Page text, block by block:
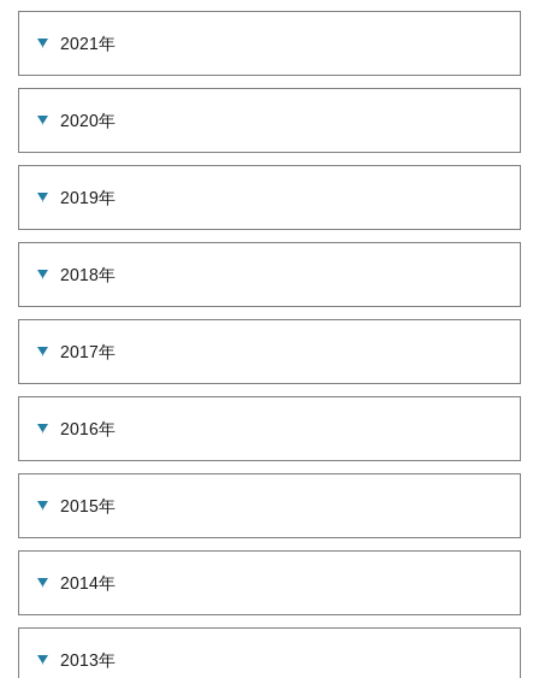
2021年
2020年
2019年
2018年
2017年
2016年
2015年
2014年
2013年